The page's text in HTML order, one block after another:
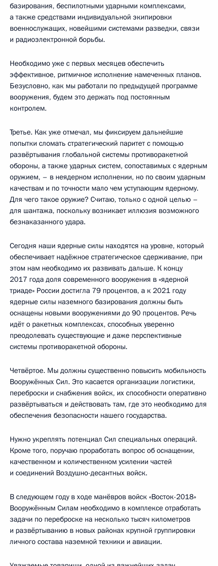
базирования, беспилотными ударными комплексами,
а также средствами индивидуальной экипировки
военнослужащих, новейшими системами разведки, связи
и радиоэлектронной борьбы.
Необходимо уже с первых месяцев обеспечить
эффективное, ритмичное исполнение намеченных планов.
Безусловно, как мы работали по предыдущей программе
вооружения, будем это держать под постоянным
контролем.
Третье. Как уже отмечал, мы фиксируем дальнейшие
попытки сломать стратегический паритет с помощью
развёртывания глобальной системы противоракетной
обороны, а также ударных систем, сопоставимых с ядерным
оружием, – в неядерном исполнении, но по своим ударным
качествам и по точности мало чем уступающим ядерному.
Для чего такое оружие? Считаю, только с одной целью –
для шантажа, поскольку возникает иллюзия возможного
безнаказанного удара.
Сегодня наши ядерные силы находятся на уровне, который
обеспечивает надёжное стратегическое сдерживание, при
этом нам необходимо их развивать дальше. К концу
2017 года доля современного вооружения в «ядерной
триаде» России достигла 79 процентов, а к 2021 году
ядерные силы наземного базирования должны быть
оснащены новыми вооружениями до 90 процентов. Речь
идёт о ракетных комплексах, способных уверенно
преодолевать существующие и даже перспективные
системы противоракетной обороны.
Четвёртое. Мы должны существенно повысить мобильность
Вооружённых Сил. Это касается организации логистики,
переброски и снабжения войск, их способности оперативно
развёртываться и действовать там, где это необходимо для
обеспечения безопасности нашего государства.
Нужно укреплять потенциал Сил специальных операций.
Кроме того, поручаю проработать вопрос об оснащении,
качественном и количественном усилении частей
и соединений Воздушно-десантных войск.
В следующем году в ходе манёвров войск «Восток-2018»
Вооружённым Силам необходимо в комплексе отработать
задачи по переброске на несколько тысяч километров
и развёртыванию в новых районах крупной группировки
личного состава наземной техники и авиации.